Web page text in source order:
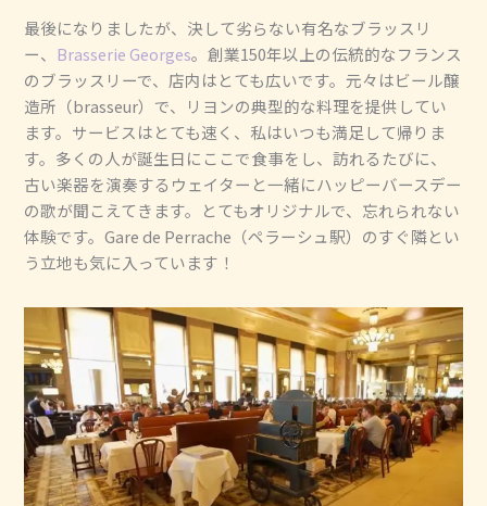
最後になりましたが、決して劣らない有名なブラッスリ
ー、 Brasserie Georges。創業150年以上の伝統的なフランス
のブラッスリーで、店内はとても広いです。元々はビール醸
造所（brasseur）で、リヨンの典型的な料理を提供してい
ます。サービスはとても速く、私はいつも満足して帰りま
す。多くの人が誕生日にここで食事をし、訪れるたびに、
古い楽器を演奏するウェイターと一緒にハッピーバースデー
の歌が聞こえてきます。とてもオリジナルで、忘れられない
体験です。Gare de Perrache（ペラーシュ駅）のすぐ隣とい
う立地も気に入っています！